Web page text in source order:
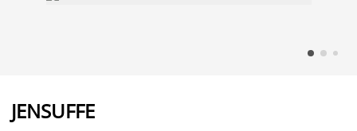
JENSUFFE